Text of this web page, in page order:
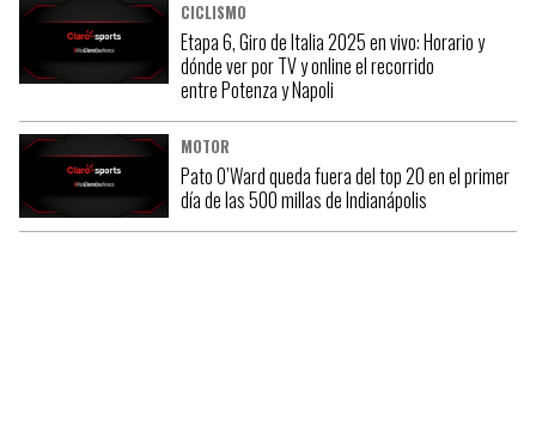
CICLISMO
Etapa 6, Giro de Italia 2025 en vivo: Horario y
dónde ver por TV y online el recorrido
entre Potenza y Napoli
MOTOR
Pato O’Ward queda fuera del top 20 en el primer
día de las 500 millas de Indianápolis